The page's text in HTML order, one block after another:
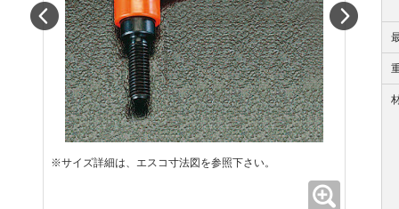
※サイズ詳細は、エスコ寸法図を参照下さい。
Prev